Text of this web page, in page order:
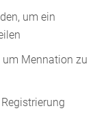
um ein
Mennation zu